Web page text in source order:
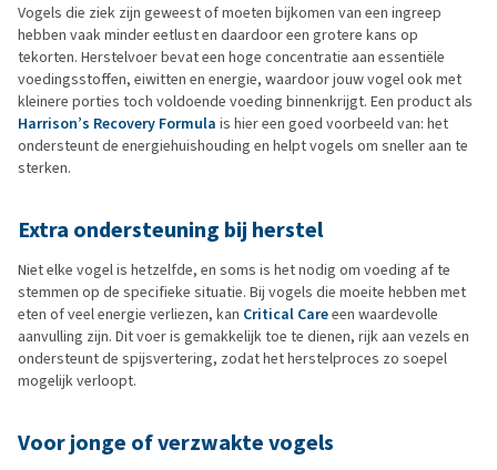
Vogels die ziek zijn geweest of moeten bijkomen van een ingreep
hebben vaak minder eetlust en daardoor een grotere kans op
tekorten. Herstelvoer bevat een hoge concentratie aan essentiële
voedingsstoffen, eiwitten en energie, waardoor jouw vogel ook met
kleinere porties toch voldoende voeding binnenkrijgt. Een product als
Harrison’s Recovery Formula is hier een goed voorbeeld van: het
ondersteunt de energiehuishouding en helpt vogels om sneller aan te
sterken.
Extra ondersteuning bij herstel
Niet elke vogel is hetzelfde, en soms is het nodig om voeding af te
stemmen op de specifieke situatie. Bij vogels die moeite hebben met
eten of veel energie verliezen, kan Critical Careeen waardevolle
aanvulling zijn. Dit voer is gemakkelijk toe te dienen, rijk aan vezels en
ondersteunt de spijsvertering, zodat het herstelproces zo soepel
mogelijk verloopt.
Voor jonge of verzwakte vogels